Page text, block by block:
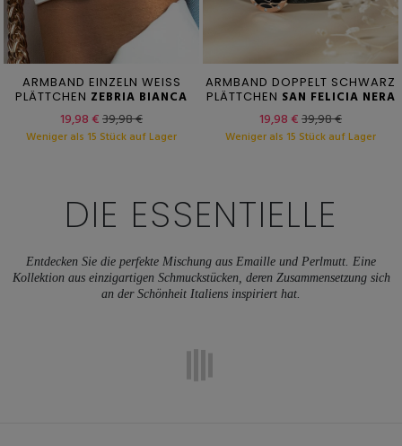
ARMBAND EINZELN WEISS
PLÄTTCHEN ZEBRIA BIANCA
19,98 €39,98 €
Weniger als 15 Stück auf Lager
ARMBAND DOPPELT SCHWARZ
PLÄTTCHEN SAN FELICIA NERA
19,98 €39,98 €
Weniger als 15 Stück auf Lager
DIE ESSENTIELLE
Entdecken Sie die perfekte Mischung aus Emaille und Perlmutt. Eine
Kollektion aus einzigartigen Schmuckstücken, deren Zusammensetzung sich
an der Schönheit Italiens inspiriert hat.